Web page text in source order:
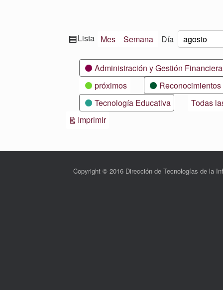
Ver
Lista Mes Semana Día Mes
Día
Año
CategoríasAdministración y Gestión Financiera
próximos
Reconocimientos
Tecnología Educativa
Todas
ImprimirVistas
Copyright © 2016 Dirección de Tecnologías de la